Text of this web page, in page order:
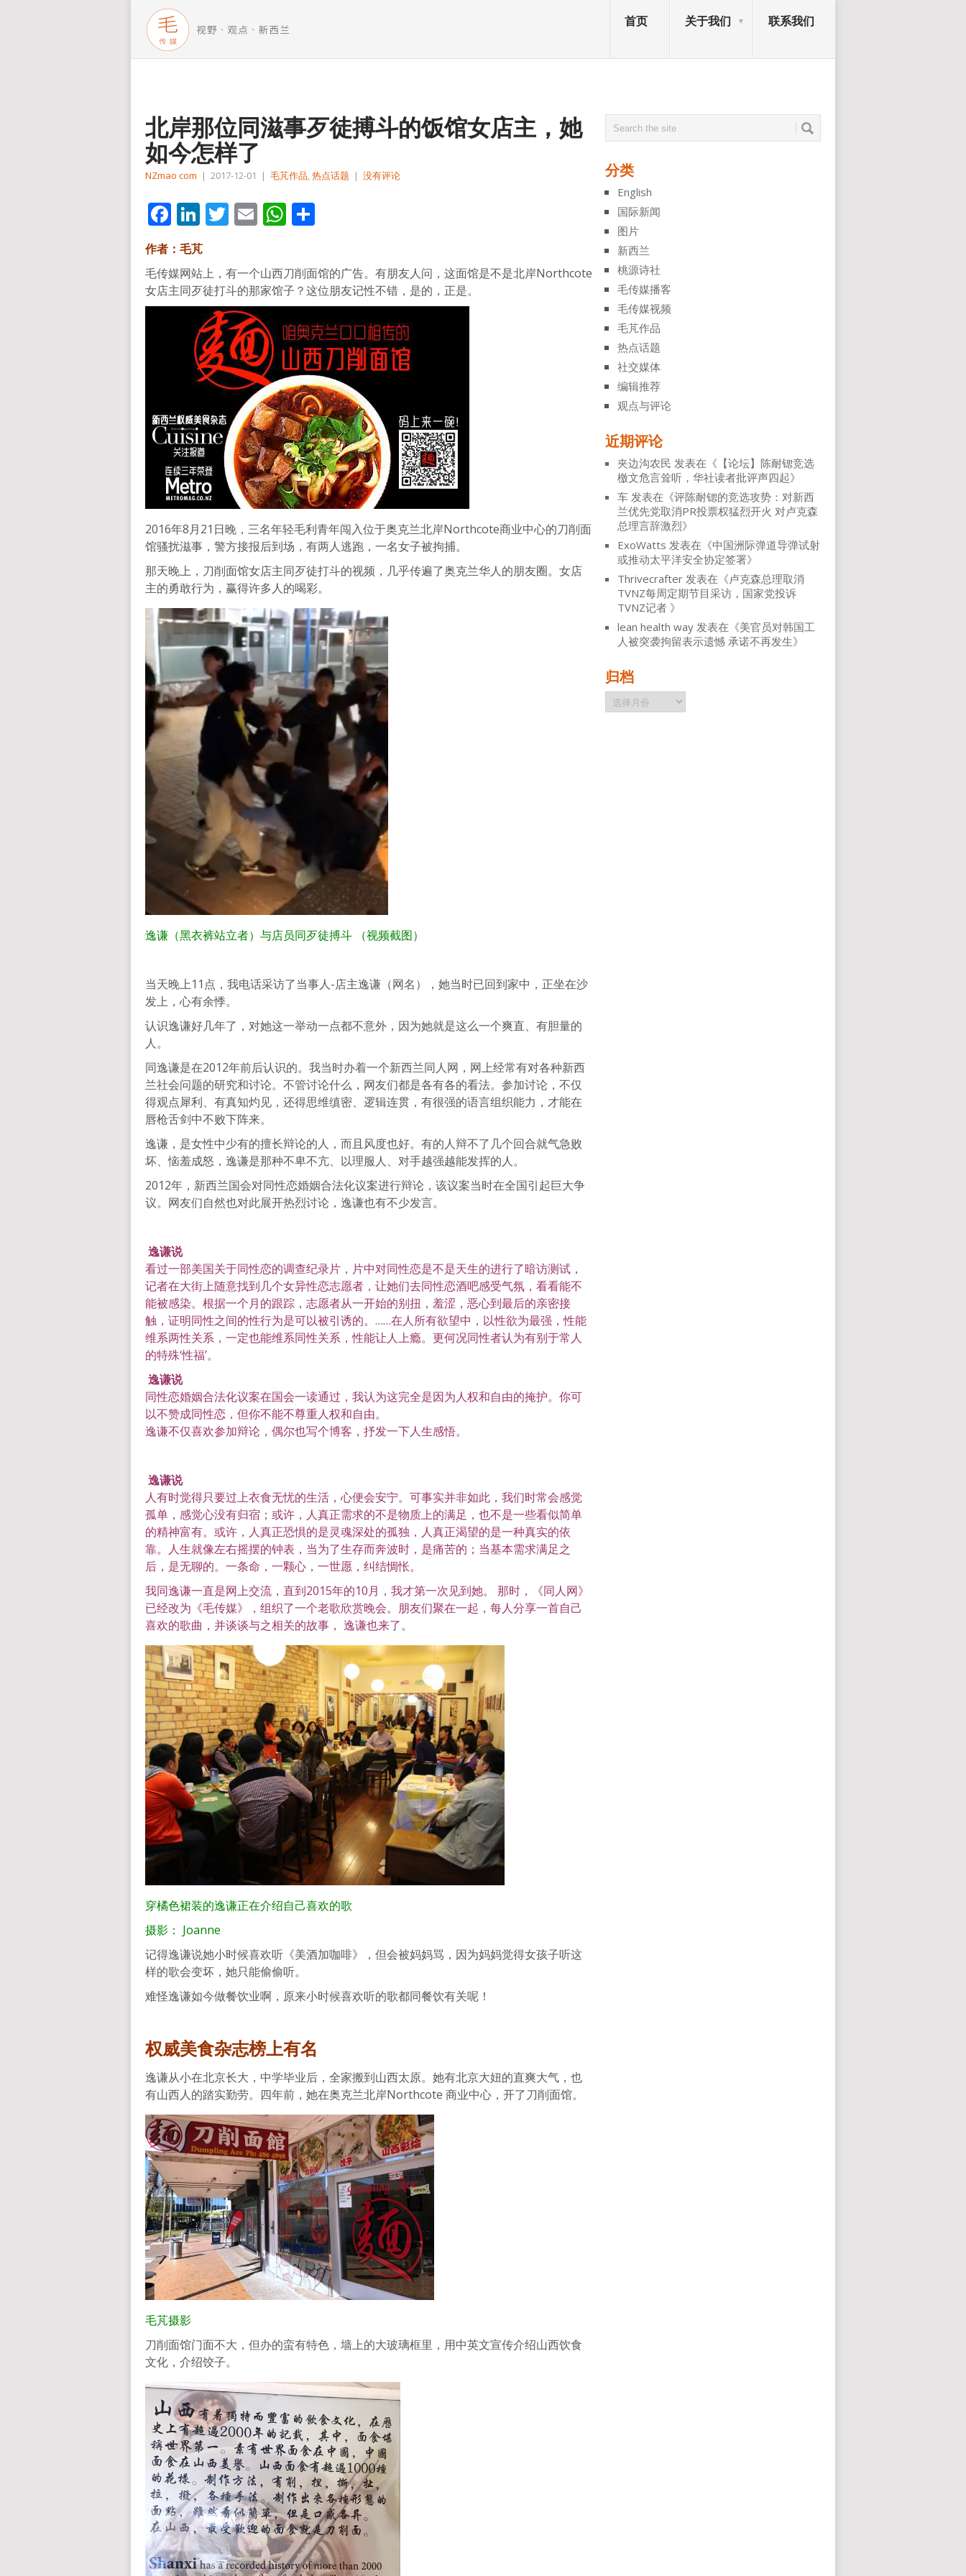
首页 关于我们 联系我们
北岸那位同滋事歹徒搏斗的饭馆女店主，她
如今怎样了
NZmao com | 2017-12-01 | 毛芃作品,热点话题 | 没有评论
Facebook
LinkedIn
Twitter
EmailWhatsApp
作者：毛芃
毛传媒网站上，有一个山西刀削面馆的广告。有朋友人问，这面馆是不是北岸Northcote
女店主同歹徒打斗的那家馆子？这位朋友记性不错，是的，正是。
2016年8月21日晚，三名年轻毛利青年闯入位于奥克兰北岸Northcote商业中心的刀削面
馆骚扰滋事，警方接报后到场，有两人逃跑，一名女子被拘捕。
那天晚上，刀削面馆女店主同歹徒打斗的视频，几乎传遍了奥克兰华人的朋友圈。女店
主的勇敢行为，赢得许多人的喝彩。
逸谦（黑衣裤站立者）与店员同歹徒搏斗 （视频截图）
当天晚上11点，我电话采访了当事人-店主逸谦（网名），她当时已回到家中，正坐在沙
发上，心有余悸。
认识逸谦好几年了，对她这一举动一点都不意外，因为她就是这么一个爽直、有胆量的
人。
同逸谦是在2012年前后认识的。我当时办着一个新西兰同人网，网上经常有对各种新西
兰社会问题的研究和讨论。不管讨论什么，网友们都是各有各的看法。参加讨论，不仅
得观点犀利、有真知灼见，还得思维缜密、逻辑连贯，有很强的语言组织能力，才能在
唇枪舌剑中不败下阵来。
逸谦，是女性中少有的擅长辩论的人，而且风度也好。有的人辩不了几个回合就气急败
坏、恼羞成怒，逸谦是那种不卑不亢、以理服人、对手越强越能发挥的人。
2012年，新西兰国会对同性恋婚姻合法化议案进行辩论，该议案当时在全国引起巨大争
议。网友们自然也对此展开热烈讨论，逸谦也有不少发言。
逸谦说
看过一部美国关于同性恋的调查纪录片，片中对同性恋是不是天生的进行了暗访测试，
记者在大街上随意找到几个女异性恋志愿者，让她们去同性恋酒吧感受气氛，看看能不
能被感染。根据一个月的跟踪，志愿者从一开始的别扭，羞涩，恶心到最后的亲密接
触，证明同性之间的性行为是可以被引诱的。……在人所有欲望中，以性欲为最强，性能
维系两性关系，一定也能维系同性关系，性能让人上瘾。更何况同性者认为有别于常人
的特殊‘性福’。
逸谦说
同性恋婚姻合法化议案在国会一读通过，我认为这完全是因为人权和自由的掩护。你可
以不赞成同性恋，但你不能不尊重人权和自由。
逸谦不仅喜欢参加辩论，偶尔也写个博客，抒发一下人生感悟。
逸谦说
人有时觉得只要过上衣食无忧的生活，心便会安宁。可事实并非如此，我们时常会感觉
孤单，感觉心没有归宿；或许，人真正需求的不是物质上的满足，也不是一些看似简单
的精神富有。或许，人真正恐惧的是灵魂深处的孤独，人真正渴望的是一种真实的依
靠。 人生就像左右摇摆的钟表，当为了生存而奔波时，是痛苦的；当基本需求满足之
后，是无聊的。一条命，一颗心，一世愿，纠结惆怅。
我同逸谦一直是网上交流，直到2015年的10月，我才第一次见到她。 那时，《同人网》
已经改为《毛传媒》，组织了一个老歌欣赏晚会。朋友们聚在一起，每人分享一首自己
喜欢的歌曲，并谈谈与之相关的故事， 逸谦也来了。
穿橘色裙装的逸谦正在介绍自己喜欢的歌
摄影： Joanne
记得逸谦说她小时候喜欢听《美酒加咖啡》，但会被妈妈骂，因为妈妈觉得女孩子听这
样的歌会变坏，她只能偷偷听。
难怪逸谦如今做餐饮业啊，原来小时候喜欢听的歌都同餐饮有关呢！
权威美食杂志榜上有名
逸谦从小在北京长大，中学毕业后，全家搬到山西太原。她有北京大妞的直爽大气，也
有山西人的踏实勤劳。四年前，她在奥克兰北岸Northcote 商业中心，开了刀削面馆。
毛芃摄影
刀削面馆门面不大，但办的蛮有特色，墙上的大玻璃框里，用中英文宣传介绍山西饮食
文化，介绍饺子。
分类
English
国际新闻
图片
新西兰
桃源诗社
毛传媒播客
毛传媒视频
毛芃作品
热点话题
社交媒体
编辑推荐
观点与评论
近期评论
夹边沟农民 发表在《 【论坛】陈耐锶竞选
檄文危言耸听，华社读者批评声四起》
车 发表在《评陈耐锶的竞选攻势：对新西
兰优先党取消PR投票权猛烈开火 对卢克森
总理言辞激烈》
ExoWatts 发表在《中国洲际弹道导弹试射
或推动太平洋安全协定签署》
Thrivecrafter 发表在《卢克森总理取消
TVNZ每周定期节目采访，国家党投诉
TVNZ记者 》
lean health way 发表在《美官员对韩国工
人被突袭拘留表示遗憾 承诺不再发生》
归档
归
档